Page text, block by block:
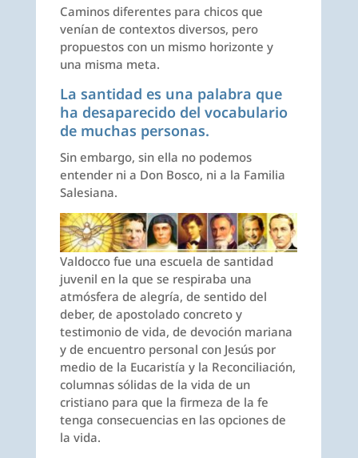
Caminos diferentes para chicos que
venían de contextos diversos, pero
propuestos con un mismo horizonte y
una misma meta.
La santidad es una palabra que
ha desaparecido del vocabulario
de muchas personas.
Sin embargo, sin ella no podemos
entender ni a Don Bosco, ni a la Familia
Salesiana.
Valdocco fue una escuela de santidad
juvenil en la que se respiraba una
atmósfera de alegría, de sentido del
deber, de apostolado concreto y
testimonio de vida, de devoción mariana
y de encuentro personal con Jesús por
medio de la Eucaristía y la Reconciliación,
columnas sólidas de la vida de un
cristiano para que la firmeza de la fe
tenga consecuencias en las opciones de
la vida.